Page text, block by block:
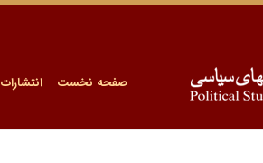
صفحه نخست انتشارات